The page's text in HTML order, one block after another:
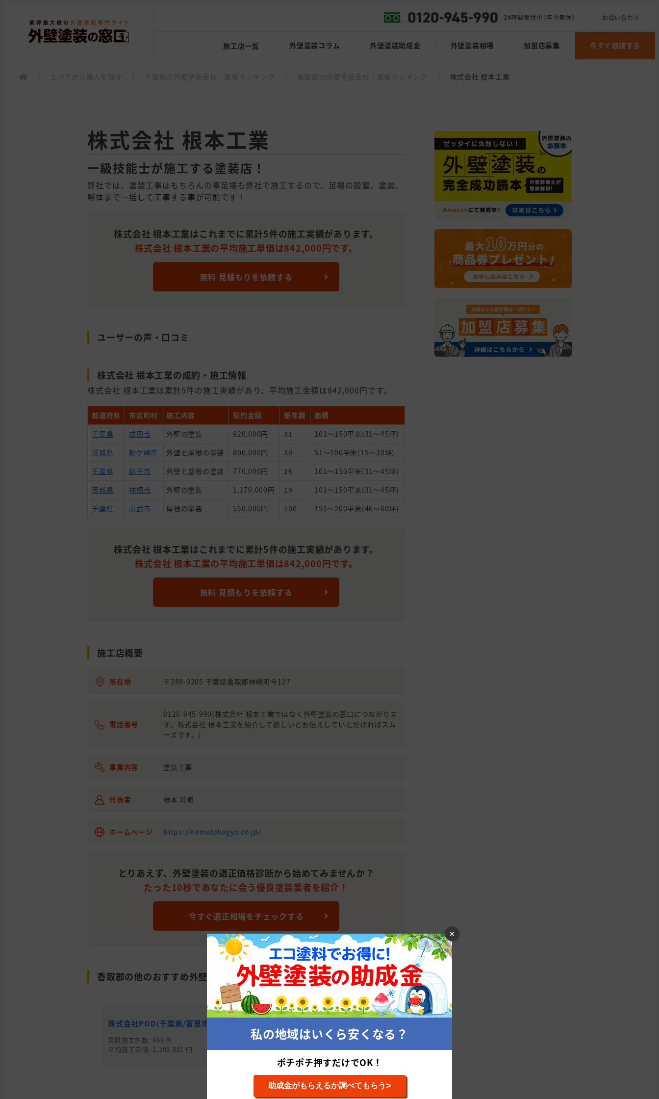
お問い合わせ
施工店一覧 外壁塗装コラム 外壁塗装助成金 外壁塗装相場 加盟店募集 今すぐ相談する
株式会社 根本工業
株式会社 根本工業
一級技能士が施工する塗装店！
弊社では、塗装工事はもちろんの事足場も弊社で施工するので、足場の設置、塗装、
解体まで一括して工事する事が可能です！
株式会社 根本工業はこれまでに累計5件の施工実績があります。
株式会社 根本工業の平均施工単価は842,000円です。
無料 見積もりを依頼する
ユーザーの声・口コミ
株式会社 根本工業の成約・施工情報
株式会社 根本工業は累計5件の施工実績があり、平均施工金額は842,000円です。
都道府県 市区町村 施工内容 契約金額 築年数
面積
千葉県
成田市 外壁の塗装 920,000円 31
101～150平米(31～45坪)
茨城県
龍ケ崎市 外壁と屋根の塗装 800,000円 30
51～100平米(15～30坪)
千葉県
銚子市 外壁と屋根の塗装 770,000円 25
101～150平米(31～45坪)
茨城県
神栖市 外壁の塗装 1,170,000円 19
101～150平米(31～45坪)
千葉県
山武市 屋根の塗装 550,000円 100 151～200平米(46～60坪)
株式会社 根本工業はこれまでに累計5件の施工実績があります。
株式会社 根本工業の平均施工単価は842,000円です。
無料 見積もりを依頼する
施工店概要
所在地 〒289-0205 千葉県香取郡神崎町今127
電話番号
0120-945-990(株式会社 根本工業ではなく外壁塗装の窓口につながりま
す。株式会社 根本工業を紹介して欲しいとお伝えしていただければスム
ーズです。)
事業内容 塗装工事
代表者 根本 将樹
ホームページ https://nemotokogyo.co.jp/
とりあえず、外壁塗装の適正価格診断から始めてみませんか？
たった10秒であなたに会う優良塗装業者を紹介！
今すぐ適正相場をチェックする
香取郡の他のおすすめ外壁塗装会社
株式会社POD(千葉県/富里市)
累計施工件数: 466 件
平均施工単価: 1,209,881 円
平均施工単価: 1,209,881 円
×
私の地域はいくら安くなる？
ポチポチ押すだけでOK！
助成金がもらえるか調べてもらう>